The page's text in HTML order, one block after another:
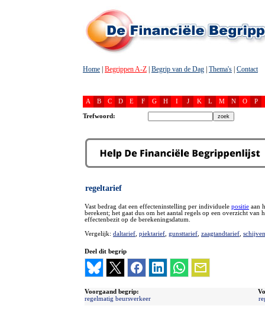
Home Begrippen A-Z Begrip van de Dag Thema's Contact
A B C D E F G H I J K L M N O P
Trefwoord:
regeltarief
Vast bedrag dat een effecteninstelling per individuele positie aan
berekent; het gaat dus om het aantal regels op een overzicht van
effectenbezit op de berekeningsdatum.
Vergelijk: daltarief piektarief gunsttarief zaagtandtarief
Deel dit begrip
Voorgaand begrip:
regelmatig beursverkeer